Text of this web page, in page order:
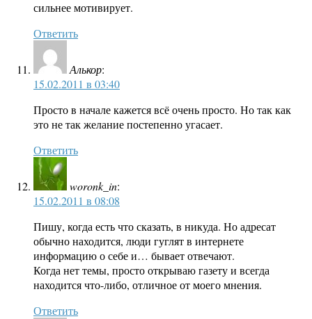
сильнее мотивирует.
Ответить
Алькор:
15.02.2011 в 03:40
Просто в начале кажется всё очень просто. Но так как
это не так желание постепенно угасает.
Ответить
woronk_in:
15.02.2011 в 08:08
Пишу, когда есть что сказать, в никуда. Но адресат
обычно находится, люди гуглят в интернете
информацию о себе и… бывает отвечают.
Когда нет темы, просто открываю газету и всегда
находится что-либо, отличное от моего мнения.
Ответить